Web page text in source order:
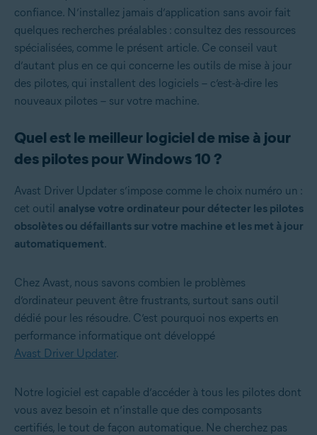
confiance. N’installez jamais d’application sans avoir fait
quelques recherches préalables : consultez des ressources
spécialisées, comme le présent article. Ce conseil vaut
d’autant plus en ce qui concerne les outils de mise à jour
des pilotes, qui installent des logiciels – c’est-à-dire les
nouveaux pilotes – sur votre machine.
Quel est le meilleur logiciel de mise à jour
des pilotes pour Windows 10 ?
Avast Driver Updater s’impose comme le choix numéro un :
cet outil analyse votre ordinateur pour détecter les pilotes
obsolètes ou défaillants sur votre machine et les met à jour
automatiquement.
Chez Avast, nous savons combien le problèmes
d’ordinateur peuvent être frustrants, surtout sans outil
dédié pour les résoudre. C’est pourquoi nos experts en
performance informatique ont développé
Avast Driver Updater.
Notre logiciel est capable d’accéder à tous les pilotes dont
vous avez besoin et n’installe que des composants
certifiés, le tout de façon automatique. Ne cherchez pas